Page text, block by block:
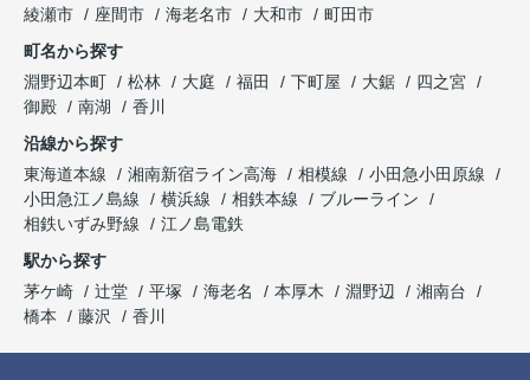
綾瀬市
座間市 海老名市 大和市
町田市
町名から探す
淵野辺本町
松林 大庭 福田 下町屋 大鋸
四之宮
御殿
南湖
香川
沿線から探す
東海道本線
湘南新宿ライン高海 相模線
小田急小田原線
小田急江ノ島線
横浜線 相鉄本線
ブルーライン
相鉄いずみ野線
江ノ島電鉄
駅から探す
茅ケ崎
辻堂 平塚 海老名 本厚木 淵野辺
湘南台
橋本
藤沢 香川